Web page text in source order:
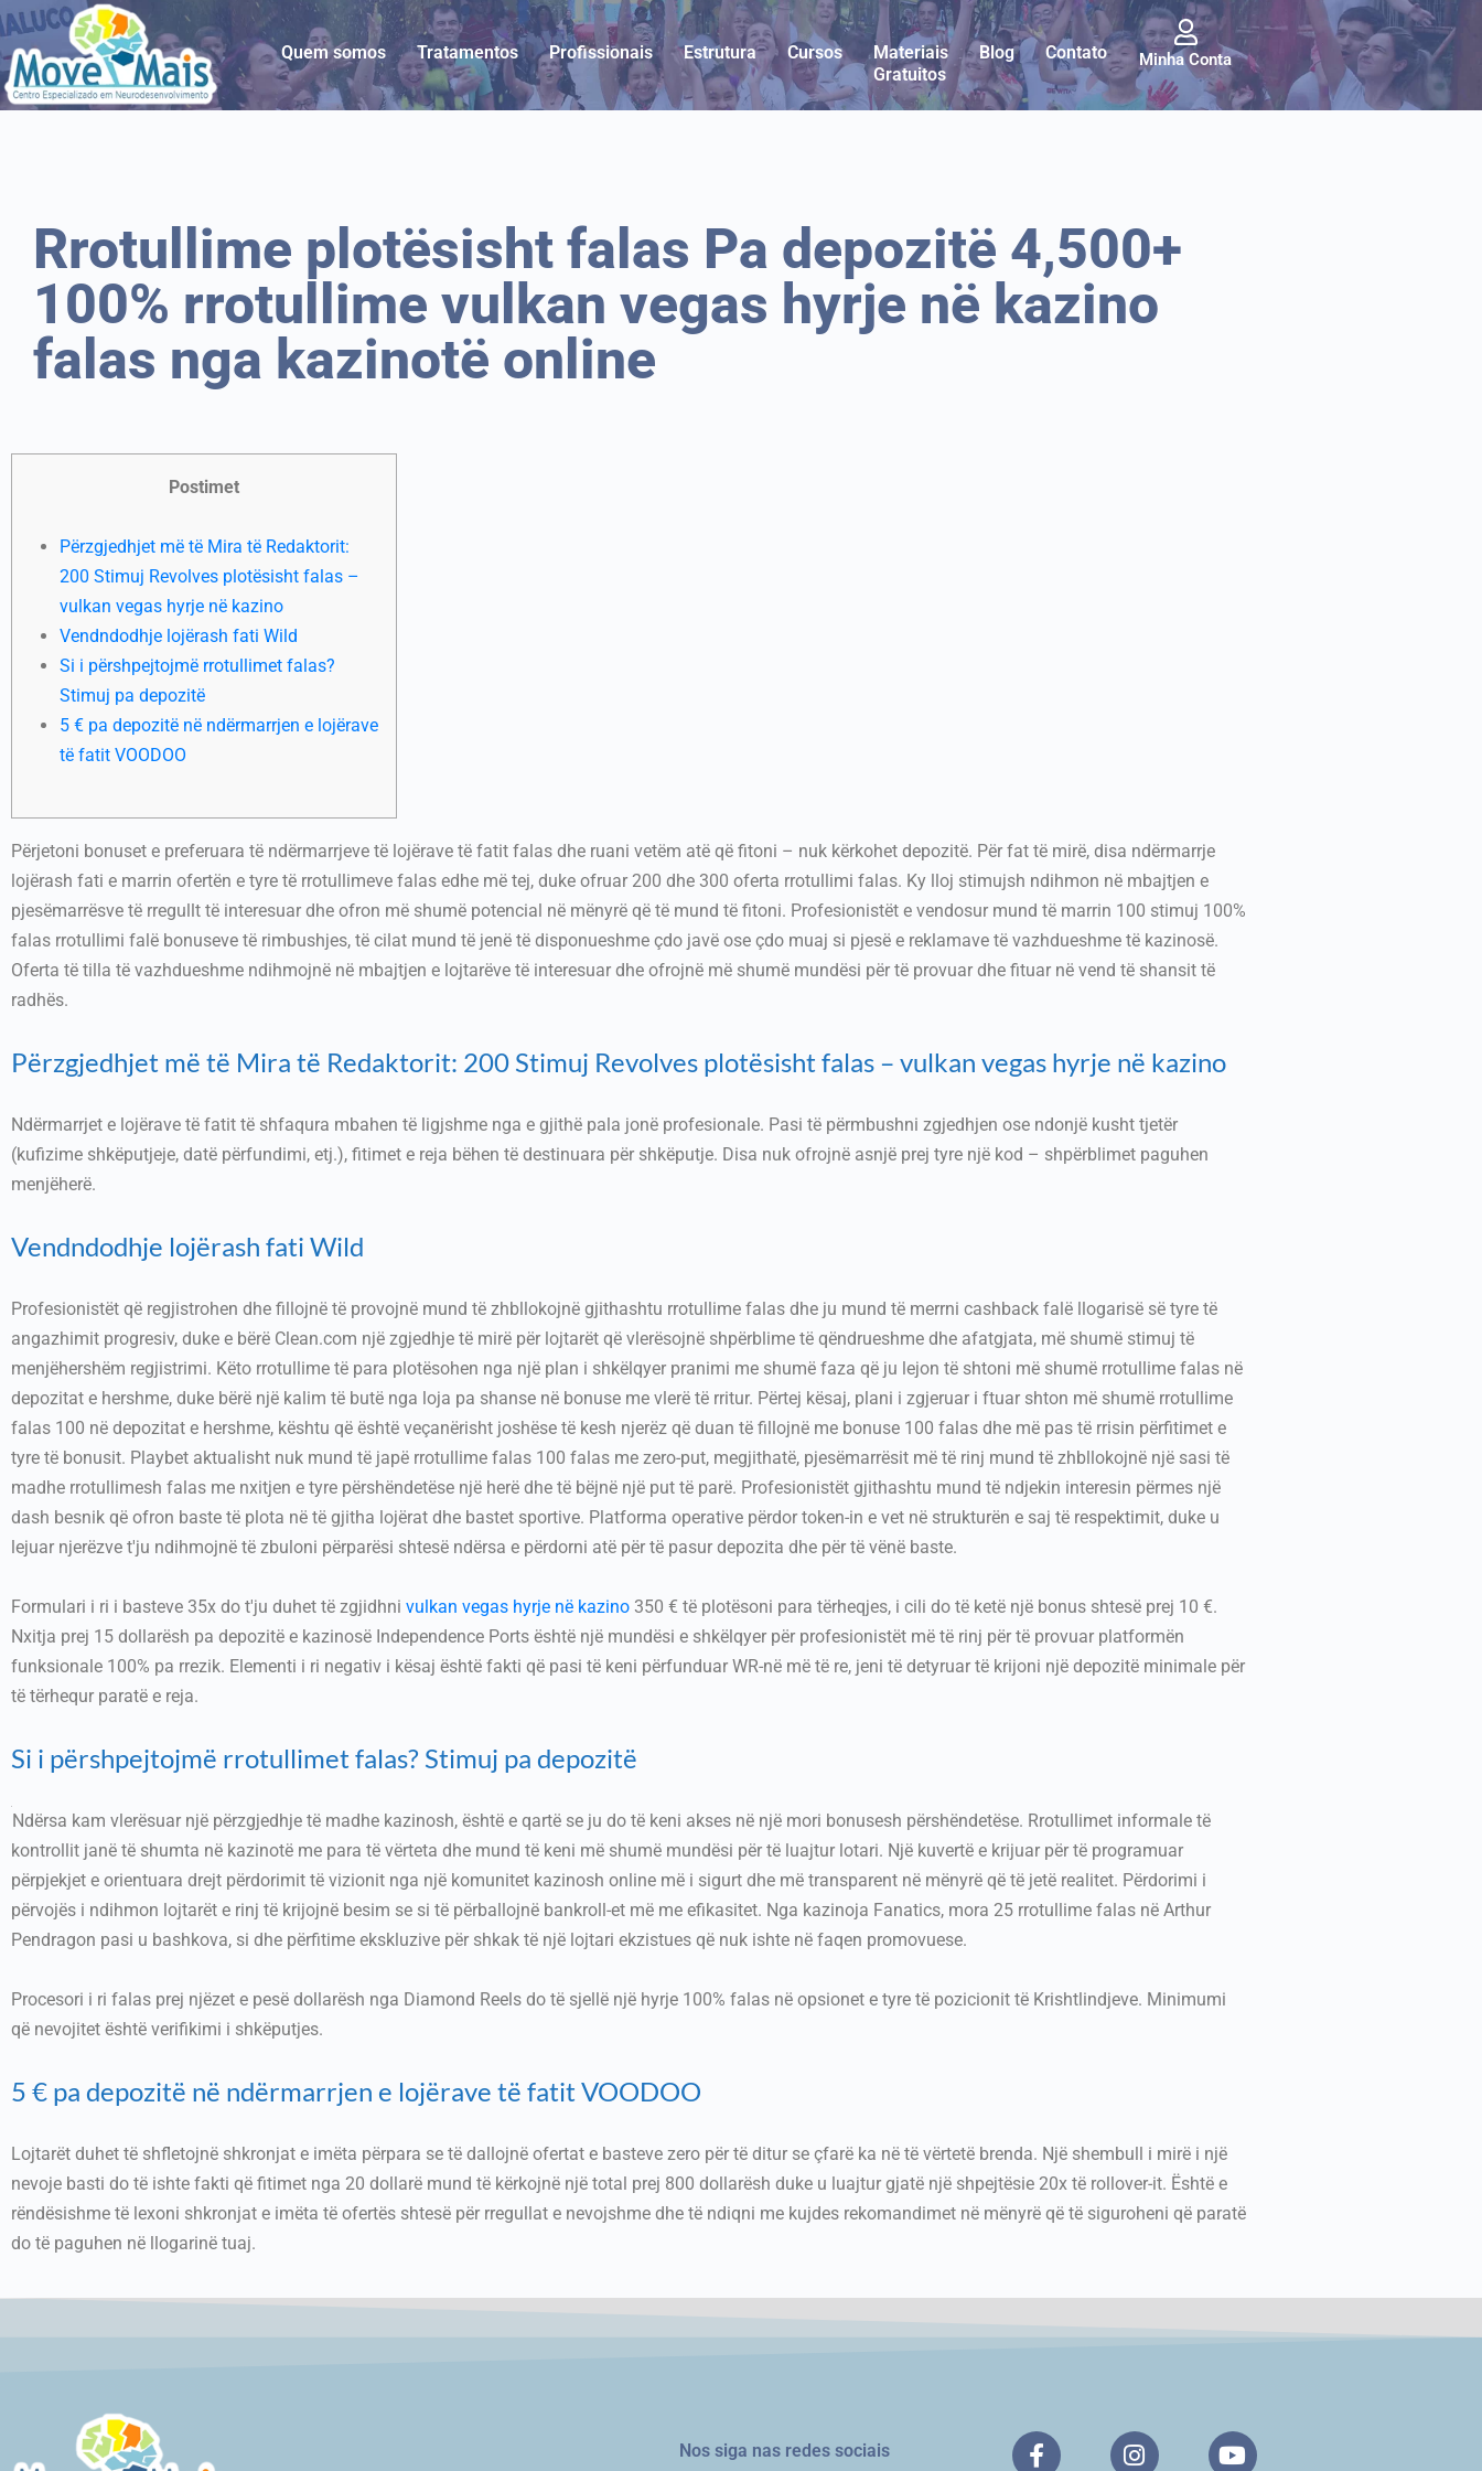
Quem somos Tratamentos Profissionais Estrutura Cursos
Materiais
Gratuitos
Blog Contato Minha Conta
Rrotullime plotësisht falas Pa depozitë 4,500+
100% rrotullime vulkan vegas hyrje në kazino
falas nga kazinotë online
Postimet
Përzgjedhjet më të Mira të Redaktorit:
200 Stimuj Revolves plotësisht falas –
vulkan vegas hyrje në kazino
Vendndodhje lojërash fati Wild
Si i përshpejtojmë rrotullimet falas?
Stimuj pa depozitë
5 € pa depozitë në ndërmarrjen e lojërave
të fatit VOODOO
Përjetoni bonuset e preferuara të ndërmarrjeve të lojërave të fatit falas dhe ruani vetëm atë që fitoni – nuk kërkohet depozitë. Për fat të mirë, disa ndërmarrje
lojërash fati e marrin ofertën e tyre të rrotullimeve falas edhe më tej, duke ofruar 200 dhe 300 oferta rrotullimi falas. Ky lloj stimujsh ndihmon në mbajtjen e
pjesëmarrësve të rregullt të interesuar dhe ofron më shumë potencial në mënyrë që të mund të fitoni. Profesionistët e vendosur mund të marrin 100 stimuj 100%
falas rrotullimi falë bonuseve të rimbushjes, të cilat mund të jenë të disponueshme çdo javë ose çdo muaj si pjesë e reklamave të vazhdueshme të kazinosë.
Oferta të tilla të vazhdueshme ndihmojnë në mbajtjen e lojtarëve të interesuar dhe ofrojnë më shumë mundësi për të provuar dhe fituar në vend të shansit të
radhës.
Përzgjedhjet më të Mira të Redaktorit: 200 Stimuj Revolves plotësisht falas – vulkan vegas hyrje në kazino
Ndërmarrjet e lojërave të fatit të shfaqura mbahen të ligjshme nga e gjithë pala jonë profesionale. Pasi të përmbushni zgjedhjen ose ndonjë kusht tjetër
(kufizime shkëputjeje, datë përfundimi, etj.), fitimet e reja bëhen të destinuara për shkëputje. Disa nuk ofrojnë asnjë prej tyre një kod – shpërblimet paguhen
menjëherë.
Vendndodhje lojërash fati Wild
Profesionistët që regjistrohen dhe fillojnë të provojnë mund të zhbllokojnë gjithashtu rrotullime falas dhe ju mund të merrni cashback falë llogarisë së tyre të
angazhimit progresiv, duke e bërë Clean.com një zgjedhje të mirë për lojtarët që vlerësojnë shpërblime të qëndrueshme dhe afatgjata, më shumë stimuj të
menjëhershëm regjistrimi. Këto rrotullime të para plotësohen nga një plan i shkëlqyer pranimi me shumë faza që ju lejon të shtoni më shumë rrotullime falas në
depozitat e hershme, duke bërë një kalim të butë nga loja pa shanse në bonuse me vlerë të rritur. Përtej kësaj, plani i zgjeruar i ftuar shton më shumë rrotullime
falas 100 në depozitat e hershme, kështu që është veçanërisht joshëse të kesh njerëz që duan të fillojnë me bonuse 100 falas dhe më pas të rrisin përfitimet e
tyre të bonusit. Playbet aktualisht nuk mund të japë rrotullime falas 100 falas me zero-put, megjithatë, pjesëmarrësit më të rinj mund të zhbllokojnë një sasi të
madhe rrotullimesh falas me nxitjen e tyre përshëndetëse një herë dhe të bëjnë një put të parë. Profesionistët gjithashtu mund të ndjekin interesin përmes një
dash besnik që ofron baste të plota në të gjitha lojërat dhe bastet sportive. Platforma operative përdor token-in e vet në strukturën e saj të respektimit, duke u
lejuar njerëzve t'ju ndihmojnë të zbuloni përparësi shtesë ndërsa e përdorni atë për të pasur depozita dhe për të vënë baste.
Formulari i ri i basteve 35x do t'ju duhet të zgjidhni vulkan vegas hyrje në kazino 350 € të plotësoni para tërheqjes, i cili do të ketë një bonus shtesë prej 10 €.
Nxitja prej 15 dollarësh pa depozitë e kazinosë Independence Ports është një mundësi e shkëlqyer për profesionistët më të rinj për të provuar platformën
funksionale 100% pa rrezik. Elementi i ri negativ i kësaj është fakti që pasi të keni përfunduar WR-në më të re, jeni të detyruar të krijoni një depozitë minimale për
të tërhequr paratë e reja.
Si i përshpejtojmë rrotullimet falas? Stimuj pa depozitë
Ndërsa kam vlerësuar një përzgjedhje të madhe kazinosh, është e qartë se ju do të keni akses në një mori bonusesh përshëndetëse. Rrotullimet informale të
kontrollit janë të shumta në kazinotë me para të vërteta dhe mund të keni më shumë mundësi për të luajtur lotari. Një kuvertë e krijuar për të programuar
përpjekjet e orientuara drejt përdorimit të vizionit nga një komunitet kazinosh online më i sigurt dhe më transparent në mënyrë që të jetë realitet. Përdorimi i
përvojës i ndihmon lojtarët e rinj të krijojnë besim se si të përballojnë bankroll-et më me efikasitet. Nga kazinoja Fanatics, mora 25 rrotullime falas në Arthur
Pendragon pasi u bashkova, si dhe përfitime ekskluzive për shkak të një lojtari ekzistues që nuk ishte në faqen promovuese.
Procesori i ri falas prej njëzet e pesë dollarësh nga Diamond Reels do të sjellë një hyrje 100% falas në opsionet e tyre të pozicionit të Krishtlindjeve. Minimumi
që nevojitet është verifikimi i shkëputjes.
5 € pa depozitë në ndërmarrjen e lojërave të fatit VOODOO
Lojtarët duhet të shfletojnë shkronjat e imëta përpara se të dallojnë ofertat e basteve zero për të ditur se çfarë ka në të vërtetë brenda. Një shembull i mirë i një
nevoje basti do të ishte fakti që fitimet nga 20 dollarë mund të kërkojnë një total prej 800 dollarësh duke u luajtur gjatë një shpejtësie 20x të rollover-it. Është e
rëndësishme të lexoni shkronjat e imëta të ofertës shtesë për rregullat e nevojshme dhe të ndiqni me kujdes rekomandimet në mënyrë që të siguroheni që paratë
do të paguhen në llogarinë tuaj.
Nos siga nas redes sociais